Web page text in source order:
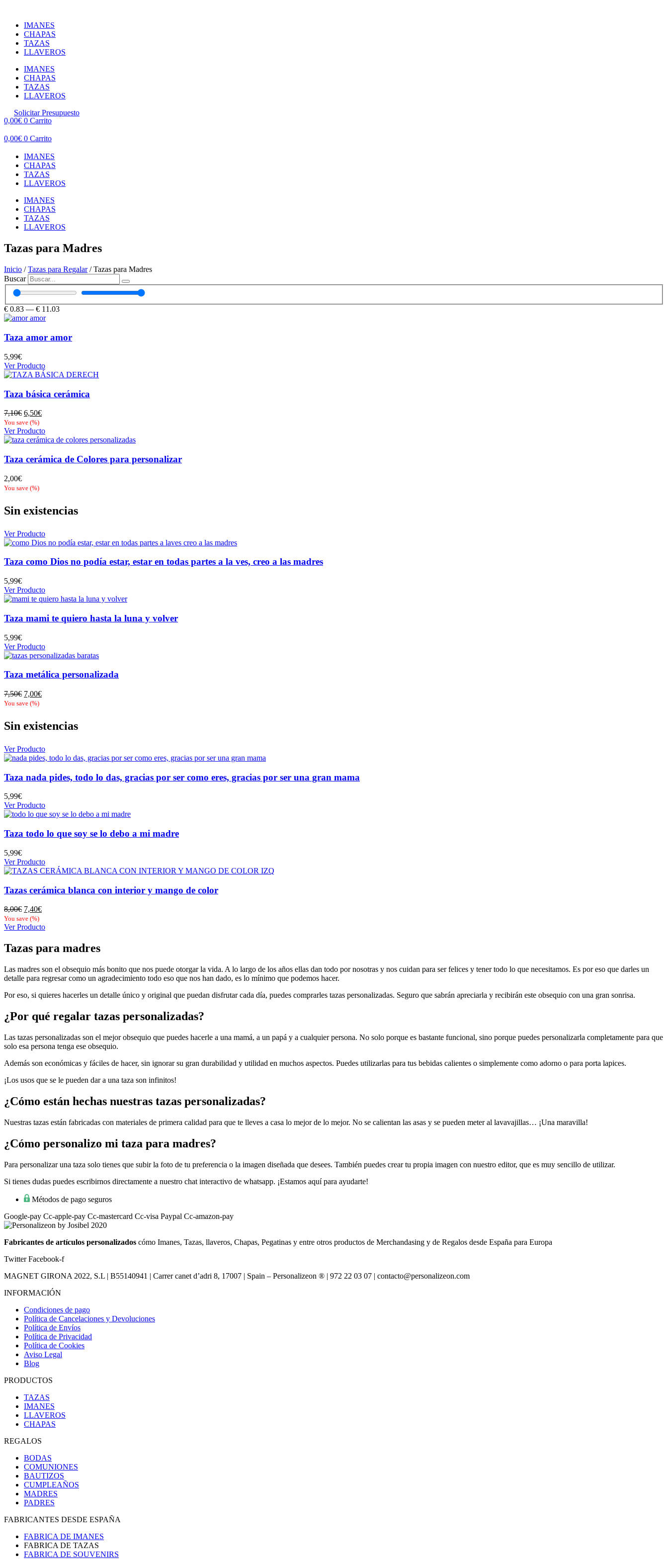
contenidoIMANES
CHAPAS
TAZAS
LLAVEROS
IMANES
CHAPAS
TAZAS
LLAVEROS
Solicitar Presupuesto
0,00€ 0 Carrito
0,00€ 0 Carrito
IMANES
CHAPAS
TAZAS
LLAVEROS
IMANES
CHAPAS
TAZAS
LLAVEROS
Tazas para Madres
Inicio /Tazas para Regalar/ Tazas para Madres
Buscar
€ 0.83 — € 11.03
Taza amor amor
5,99€
Ver Producto
Taza básica cerámica
7,10€ El
precio
original
era:
6,50€El
actual
es:
You save (%)
Ver Producto
Taza cerámica de Colores para personalizar
2,00€
You save (%)
Sin existencias
Ver Producto
Taza como Dios no podía estar, estar en todas partes a la ves, creo a las madres
5,99€
Ver Producto
Taza mami te quiero hasta la luna y volver
5,99€
Ver Producto
Taza metálica personalizada
7,50€ El
precio
7,50€.
7,00€El
7,00€.
You save (%)
Sin existencias
Ver Producto
Taza nada pides, todo lo das, gracias por ser como eres, gracias por ser una gran mama
5,99€
Ver Producto
Taza todo lo que soy se lo debo a mi madre
5,99€
Ver Producto
Tazas cerámica blanca con interior y mango de color
8,00€ El
precio
original
7,40€El
actual
You save (%)
Ver Producto
Tazas para madres
Las madres son el obsequio más bonito que nos puede otorgar la vida. A lo largo de los años ellas dan todo por nosotras y nos cuidan para ser felices y tener todo lo que necesitamos. Es por eso que darles un
detalle para regresar como un agradecimiento todo eso que nos han dado, es lo mínimo que podemos hacer.
Por eso, si quieres hacerles un detalle único y original que puedan disfrutar cada día, puedes comprarles tazas personalizadas. Seguro que sabrán apreciarla y recibirán este obsequio con una gran sonrisa.
¿Por qué regalar tazas personalizadas?
Las tazas personalizadas son el mejor obsequio que puedes hacerle a una mamá, a un papá y a cualquier persona. No solo porque es bastante funcional, sino porque puedes personalizarla completamente para que
solo esa persona tenga ese obsequio.
Además son económicas y fáciles de hacer, sin ignorar su gran durabilidad y utilidad en muchos aspectos. Puedes utilizarlas para tus bebidas calientes o simplemente como adorno o para porta lapices.
¡Los usos que se le pueden dar a una taza son infinitos!
¿Cómo están hechas nuestras tazas personalizadas?
Nuestras tazas están fabricadas con materiales de primera calidad para que te lleves a casa lo mejor de lo mejor. No se calientan las asas y se pueden meter al lavavajillas… ¡Una maravilla!
¿Cómo personalizo mi taza para madres?
Para personalizar una taza solo tienes que subir la foto de tu preferencia o la imagen diseñada que desees. También puedes crear tu propia imagen con nuestro editor, que es muy sencillo de utilizar.
Si tienes dudas puedes escribirnos directamente a nuestro chat interactivo de whatsapp. ¡Estamos aquí para ayudarte!
Métodos de pago seguros
Google-pay Cc-apple-pay Cc-mastercard Cc-visa Paypal Cc-amazon-pay
Fabricantes de artículos personalizados cómo Imanes, Tazas, llaveros, Chapas, Pegatinas y entre otros productos de Merchandasing y de Regalos desde España para Europa
Twitter Facebook-f
MAGNET GIRONA 2022, S.L | B55140941 | Carrer canet d’adri 8, 17007 | Spain – Personalizeon ® | 972 22 03 07 | contacto@personalizeon.com
INFORMACIÓN
Condiciones de pago
Política de Cancelaciones y Devoluciones
Política de Envíos
Política de Privacidad
Política de Cookies
Aviso Legal
Blog
PRODUCTOS
TAZAS
IMANES
LLAVEROS
CHAPAS
REGALOS
BODAS
COMUNIONES
BAUTIZOS
CUMPLEAÑOS
MADRES
PADRES
FABRICANTES DESDE ESPAÑA
FABRICA DE IMANES
FABRICA DE TAZAS
FABRICA DE SOUVENIRS